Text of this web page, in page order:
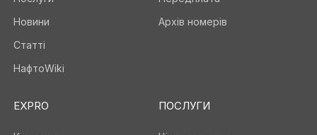
Новини
Статті
НафтоWiki
Архів номерів
EXPRO ПОСЛУГИ